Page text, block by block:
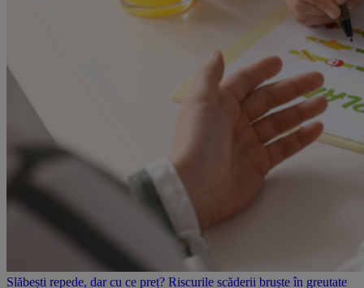
Slăbești repede, dar cu ce preț? Riscurile scăderii bruște în greutate